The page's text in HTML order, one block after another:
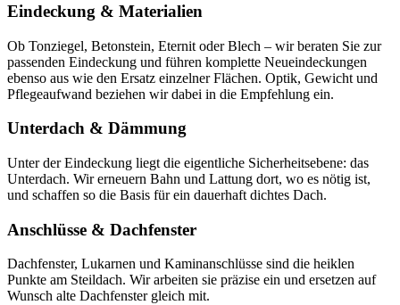
Eindeckung & Materialien
Ob Tonziegel, Betonstein, Eternit oder Blech – wir beraten Sie zur
passenden Eindeckung und führen komplette Neueindeckungen
ebenso aus wie den Ersatz einzelner Flächen. Optik, Gewicht und
Pflegeaufwand beziehen wir dabei in die Empfehlung ein.
Unterdach & Dämmung
Unter der Eindeckung liegt die eigentliche Sicherheitsebene: das
Unterdach. Wir erneuern Bahn und Lattung dort, wo es nötig ist,
und schaffen so die Basis für ein dauerhaft dichtes Dach.
Anschlüsse & Dachfenster
Dachfenster, Lukarnen und Kaminanschlüsse sind die heiklen
Punkte am Steildach. Wir arbeiten sie präzise ein und ersetzen auf
Wunsch alte Dachfenster gleich mit.